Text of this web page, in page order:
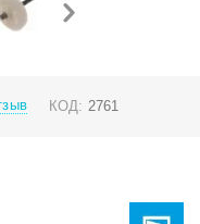
КОД: 2761